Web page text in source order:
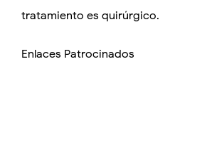
tratamiento es quirúrgico.
Enlaces Patrocinados